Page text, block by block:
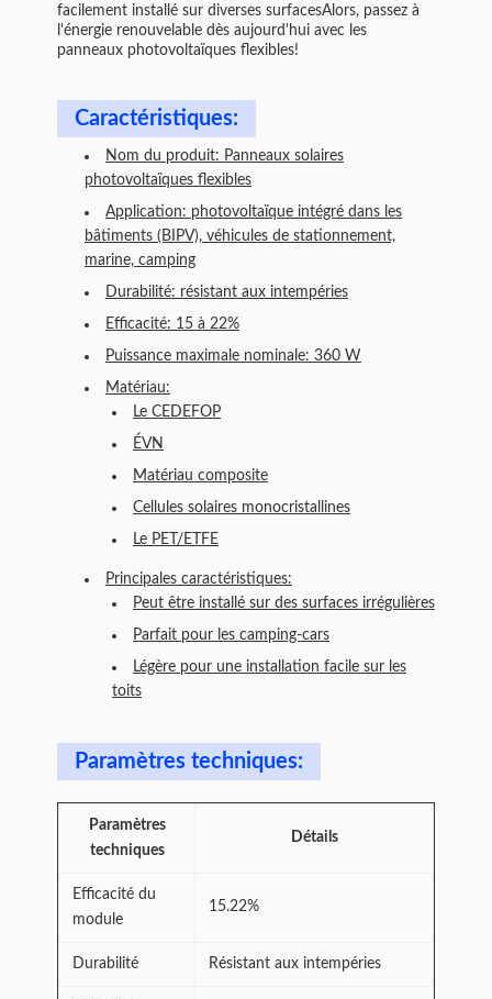
facilement installé sur diverses surfacesAlors, passez à
l'énergie renouvelable dès aujourd'hui avec les
panneaux photovoltaïques flexibles!
Caractéristiques:
Nom du produit: Panneaux solaires
photovoltaïques flexibles
Application: photovoltaïque intégré dans les
bâtiments (BIPV), véhicules de stationnement,
marine, camping
Durabilité: résistant aux intempéries
Efficacité: 15 à 22%
Puissance maximale nominale: 360 W
Matériau:
Le CEDEFOP
ÉVN
Matériau composite
Cellules solaires monocristallines
Le PET/ETFE
Principales caractéristiques:
Peut être installé sur des surfaces irrégulières
Parfait pour les camping-cars
Légère pour une installation facile sur les
toits
Paramètres techniques:
Paramètres
techniques
Détails
Efficacité du
module
15.22%
Durabilité Résistant aux intempéries